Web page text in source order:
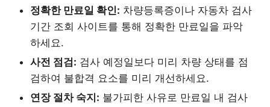
정확한 만료일 확인: 차량등록증이나 자동차 검사
기간 조회 사이트를 통해 정확한 만료일을 파악
하세요.
사전 점검: 검사 예정일보다 미리 차량 상태를 점
검하여 불합격 요소를 미리 개선하세요.
연장 절차 숙지: 불가피한 사유로 만료일 내 검사